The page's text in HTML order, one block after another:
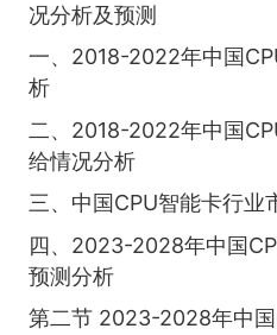
况分析及预测
一、2018-2022年中国
析
二、2018-2022年中国
给情况分析
三、中国CPU智能卡行业
四、2023-2028年中国
预测分析
第二节 2023-2028年中